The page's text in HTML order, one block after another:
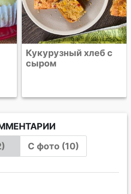
Кукурузный хлеб с
сыром
С фото (10)